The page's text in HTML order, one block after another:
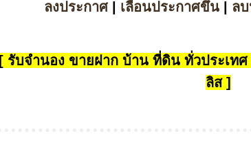
ลงประกาศ| เลื่อนประกาศขึ้น| ล
[ รับจำนอง ขายฝาก บ้าน ที่ดิน ทั่วประเทศ
ลิส ]